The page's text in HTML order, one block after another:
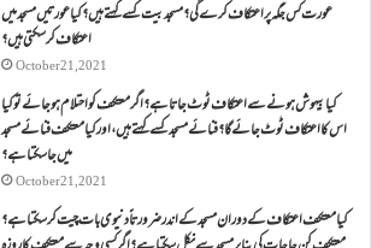
عورت کس جگہ پر اعتکاف کرے گی؟مسجد بیت کسے کہتے ہیں؟کیا عورتیں مسجد میں
اعتکاف کر سکتی ہیں؟
October 21, 2021
کیا بیہوش ہونے سے اعتکاف ٹوٹ جاتا ہے؟ اگر معتکف کو احتلام ہو جائے تو کیا
اس کا اعتکاف ٹوٹ جائے گا؟فنائے مسجد کسے کہتے ہیں ، اور کیا معتکف فنائے مسجد
میں جا سکتا ہے؟
October 21, 2021
کیا معتکف اعتکاف کے دوران مسجد کے اندر ضرورتاً دنیوی بات چیت کر سکتا ہے؟